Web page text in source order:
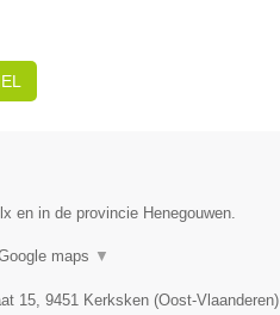
en in de provincie Henegouwen.
maps ▼
15, 9451 Kerksken(Oost-Vlaanderen)